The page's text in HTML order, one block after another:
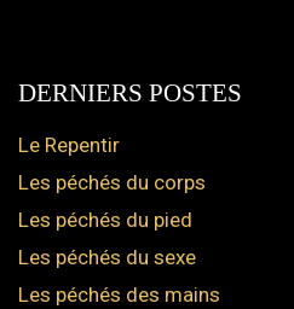
DERNIERS POSTES
Le Repentir
Les péchés du corps
Les péchés du pied
Les péchés du sexe
Les péchés des mains